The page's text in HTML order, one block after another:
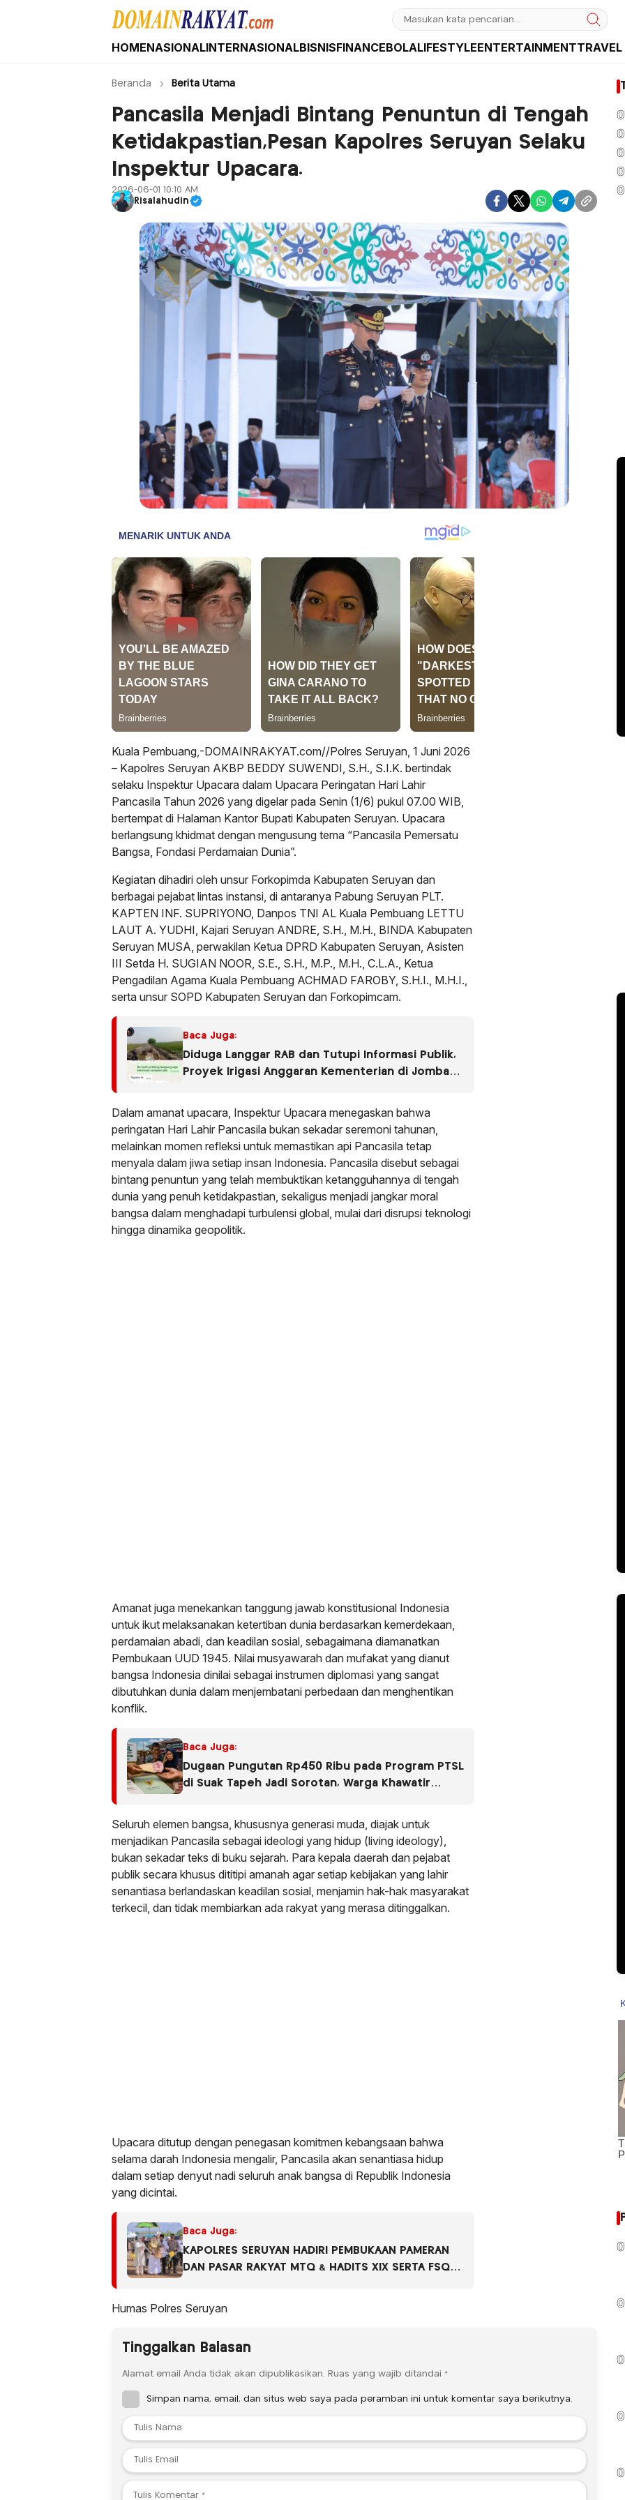
Domain Rakyat
Berita Hari Ini Terkini dan Terbaru Indonesia dan Internasional
HOMENASIONALINTERNASIONALBISNISFINANCEBOLALIFESTYLEENTERTAINMENTTRAVEL
Beranda Berita Utama
Pancasila Menjadi Bintang Penuntun di Tengah
Ketidakpastian,Pesan Kapolres Seruyan Selaku
Inspektur Upacara.
2026-06-01 10:10 AM
Risalahudin
Kuala Pembuang,-DOMAINRAKYAT.com//Polres Seruyan, 1 Juni 2026
– Kapolres Seruyan AKBP BEDDY SUWENDI, S.H., S.I.K. bertindak
selaku Inspektur Upacara dalam Upacara Peringatan Hari Lahir
Pancasila Tahun 2026 yang digelar pada Senin (1/6) pukul 07.00 WIB,
bertempat di Halaman Kantor Bupati Kabupaten Seruyan. Upacara
berlangsung khidmat dengan mengusung tema “Pancasila Pemersatu
Bangsa, Fondasi Perdamaian Dunia”.
Kegiatan dihadiri oleh unsur Forkopimda Kabupaten Seruyan dan
berbagai pejabat lintas instansi, di antaranya Pabung Seruyan PLT.
KAPTEN INF. SUPRIYONO, Danpos TNI AL Kuala Pembuang LETTU
LAUT A. YUDHI, Kajari Seruyan ANDRE, S.H., M.H., BINDA Kabupaten
Seruyan MUSA, perwakilan Ketua DPRD Kabupaten Seruyan, Asisten
III Setda H. SUGIAN NOOR, S.E., S.H., M.P., M.H., C.L.A., Ketua
Pengadilan Agama Kuala Pembuang ACHMAD FAROBY, S.H.I., M.H.I.,
serta unsur SOPD Kabupaten Seruyan dan Forkopimcam.
Baca Juga:
Diduga Langgar RAB dan Tutupi Informasi Publik,
Proyek Irigasi Anggaran Kementerian di Jombang
Dalam amanat upacara, Inspektur Upacara menegaskan bahwa
peringatan Hari Lahir Pancasila bukan sekadar seremoni tahunan,
melainkan momen refleksi untuk memastikan api Pancasila tetap
menyala dalam jiwa setiap insan Indonesia. Pancasila disebut sebagai
bintang penuntun yang telah membuktikan ketangguhannya di tengah
dunia yang penuh ketidakpastian, sekaligus menjadi jangkar moral
bangsa dalam menghadapi turbulensi global, mulai dari disrupsi teknologi
hingga dinamika geopolitik.
Amanat juga menekankan tanggung jawab konstitusional Indonesia
untuk ikut melaksanakan ketertiban dunia berdasarkan kemerdekaan,
perdamaian abadi, dan keadilan sosial, sebagaimana diamanatkan
Pembukaan UUD 1945. Nilai musyawarah dan mufakat yang dianut
bangsa Indonesia dinilai sebagai instrumen diplomasi yang sangat
dibutuhkan dunia dalam menjembatani perbedaan dan menghentikan
konflik.
Baca Juga:
Dugaan Pungutan Rp450 Ribu pada Program PTSL
di Suak Tapeh Jadi Sorotan, Warga Khawatir
Seluruh elemen bangsa, khususnya generasi muda, diajak untuk
menjadikan Pancasila sebagai ideologi yang hidup (living ideology),
bukan sekadar teks di buku sejarah. Para kepala daerah dan pejabat
publik secara khusus dititipi amanah agar setiap kebijakan yang lahir
senantiasa berlandaskan keadilan sosial, menjamin hak-hak masyarakat
terkecil, dan tidak membiarkan ada rakyat yang merasa ditinggalkan.
Upacara ditutup dengan penegasan komitmen kebangsaan bahwa
selama darah Indonesia mengalir, Pancasila akan senantiasa hidup
dalam setiap denyut nadi seluruh anak bangsa di Republik Indonesia
yang dicintai.
Baca Juga:
KAPOLRES SERUYAN HADIRI PEMBUKAAN PAMERAN
DAN PASAR RAKYAT MTQ & HADITS XIX SERTA FSQ
Humas Polres Seruyan
Tinggalkan Balasan
Alamat email Anda tidak akan dipublikasikan. Ruas yang wajib ditandai *
Simpan nama, email, dan situs web saya pada peramban ini untuk komentar saya berikutnya.